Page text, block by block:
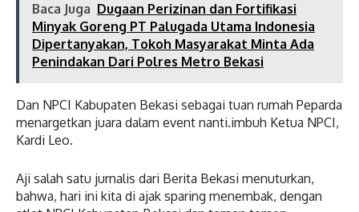
Baca Juga Dugaan Perizinan dan Fortifikasi
Minyak Goreng PT Palugada Utama Indonesia
Dipertanyakan, Tokoh Masyarakat Minta Ada
Penindakan Dari Polres Metro Bekasi
Dan NPCI Kabupaten Bekasi sebagai tuan rumah Peparda
menargetkan juara dalam event nanti.imbuh Ketua NPCI,
Kardi Leo.
Aji salah satu jurnalis dari Berita Bekasi menuturkan,
bahwa, hari ini kita di ajak sparing menembak, dengan